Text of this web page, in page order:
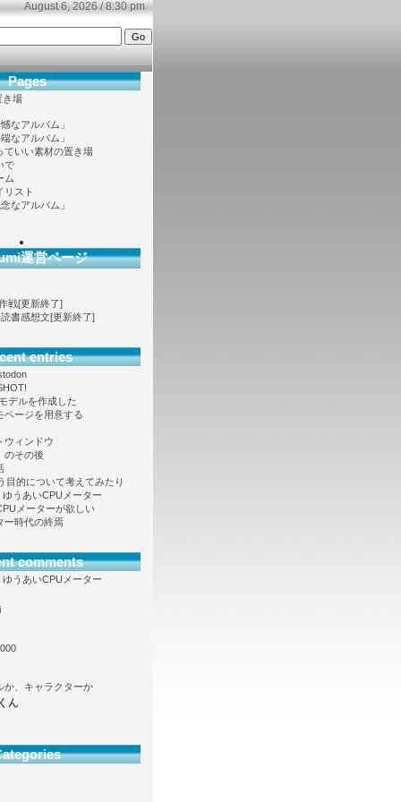
August 6, 2026 / 8:30 pm
Pages
き場
なアルバム」
なアルバム」
ていい素材の置き場
で
ム
リスト
なアルバム」
運営ページ
戦[更新終了]
書感想文[更新終了]
entries
デルを作成した
ページを用意する
ウィンドウ
のその後
目的について考えてみたり
うあいCPUメーター
メーターが欲しい
ー時代の終焉
comments
うあいCPUメーター
か、キャラクターか
ん